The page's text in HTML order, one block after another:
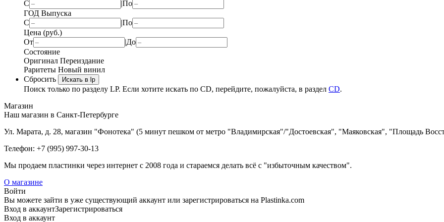
С
|По
ГОД Выпуска
С
|По
Цена (руб.)
От
|До
Состояние
Оригинал Переиздание
Раритеты Новый винил
Сбросить
Искать в lp
Поиск только по разделу LP. Если хотите искать по CD, перейдите, пожалуйста, в раздел CD.
Магазин
Наш магазин в Санкт-Петербурге
Ул. Марата, д. 28, магазин "Фонотека" (5 минут пешком от метро "Владимирская"/"Достоевская", "Маяковская", "Площадь
Телефон: +7 (995) 997-30-13
Мы продаем пластинки через интернет c 2008 года и стараемся делать всё с "избыточным качеством".
О магазине
Войти
Вы можете зайти в уже существующий аккаунт или зарегистрироваться на Plastinka.com
Вход в аккаунтЗарегистрироваться
Вход в аккаунт